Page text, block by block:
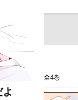
全4巻